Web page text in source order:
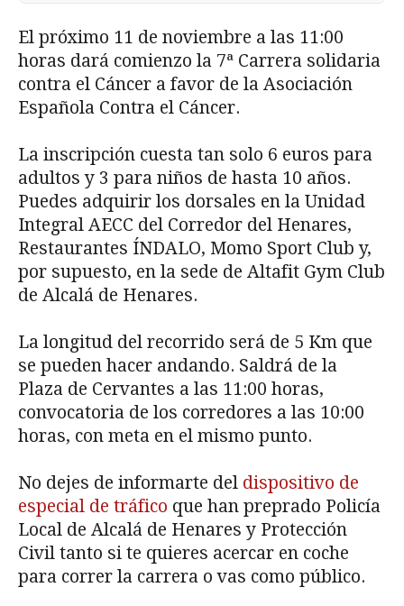
El próximo 11 de noviembre a las 11:00
horas dará comienzo la 7ª Carrera solidaria
contra el Cáncer a favor de la Asociación
Española Contra el Cáncer.
La inscripción cuesta tan solo 6 euros para
adultos y 3 para niños de hasta 10 años.
Puedes adquirir los dorsales en la Unidad
Integral AECC del Corredor del Henares,
Restaurantes ÍNDALO, Momo Sport Club y,
por supuesto, en la sede de Altafit Gym Club
de Alcalá de Henares.
La longitud del recorrido será de 5 Km que
se pueden hacer andando. Saldrá de la
Plaza de Cervantes a las 11:00 horas,
convocatoria de los corredores a las 10:00
horas, con meta en el mismo punto.
No dejes de informarte del dispositivo de
especial de tráfico que han preprado Policía
Local de Alcalá de Henares y Protección
Civil tanto si te quieres acercar en coche
para correr la carrera o vas como público.